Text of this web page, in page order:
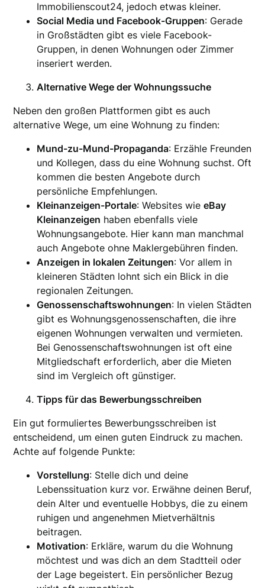
Immobilienscout24, jedoch etwas kleiner.
Social Media und Facebook-Gruppen: Gerade
in Großstädten gibt es viele Facebook-
Gruppen, in denen Wohnungen oder Zimmer
inseriert werden.
Alternative Wege der Wohnungssuche
Neben den großen Plattformen gibt es auch
alternative Wege, um eine Wohnung zu finden:
Mund-zu-Mund-Propaganda: Erzähle Freunden
und Kollegen, dass du eine Wohnung suchst. Oft
kommen die besten Angebote durch
persönliche Empfehlungen.
Kleinanzeigen-Portale: Websites wieeBay
Kleinanzeigen haben ebenfalls viele
Wohnungsangebote. Hier kann man manchmal
auch Angebote ohne Maklergebühren finden.
Anzeigen in lokalen Zeitungen: Vor allem in
kleineren Städten lohnt sich ein Blick in die
regionalen Zeitungen.
Genossenschaftswohnungen: In vielen Städten
gibt es Wohnungsgenossenschaften, die ihre
eigenen Wohnungen verwalten und vermieten.
Bei Genossenschaftswohnungen ist oft eine
Mitgliedschaft erforderlich, aber die Mieten
sind im Vergleich oft günstiger.
Tipps für das Bewerbungsschreiben
Ein gut formuliertes Bewerbungsschreiben ist
entscheidend, um einen guten Eindruck zu machen.
Achte auf folgende Punkte:
Vorstellung: Stelle dich und deine
Lebenssituation kurz vor. Erwähne deinen Beruf,
dein Alter und eventuelle Hobbys, die zu einem
ruhigen und angenehmen Mietverhältnis
beitragen.
Motivation: Erkläre, warum du die Wohnung
möchtest und was dich an dem Stadtteil oder
der Lage begeistert. Ein persönlicher Bezug